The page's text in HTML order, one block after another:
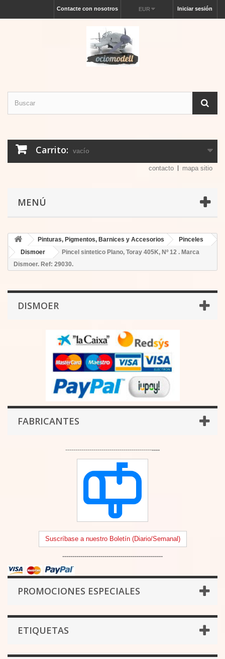
Iniciar sesión
EUR
Contacte con nosotros
Carrito: vacío
contacto mapa sitio
MENÚ
Pinturas, Pigmentos, Barnices y Accesorios
Pinceles
Dismoer
Pincel sintetico Plano, Toray 405K, Nº 12 . Marca
Dismoer. Ref: 29030.
DISMOER
FABRICANTES
-----------------------------------------------
Suscríbase a nuestro Boletín (Diario/Semanal)
--------------------------------------------------
PROMOCIONES ESPECIALES
ETIQUETAS